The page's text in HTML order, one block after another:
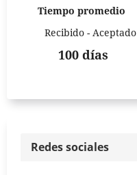
Tiempo promedio
Recibido - Aceptado
100 días
Redes sociales